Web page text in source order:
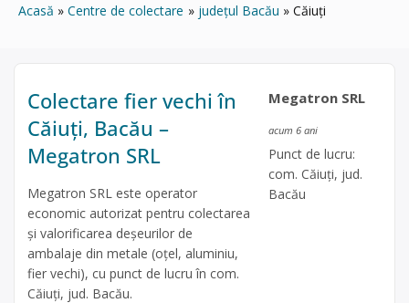
Acasă Centre de colectare județul Bacău Căiuți
Colectare fier vechi în
Căiuți, Bacău –
Megatron SRL
Megatron SRL este operator
economic autorizat pentru colectarea
și valorificarea deșeurilor de
ambalaje din metale (oțel, aluminiu,
fier vechi), cu punct de lucru în com.
Căiuți, jud. Bacău.
Megatron SRL
acum 6 ani
Punct de lucru:
com. Căiuți, jud.
Bacău